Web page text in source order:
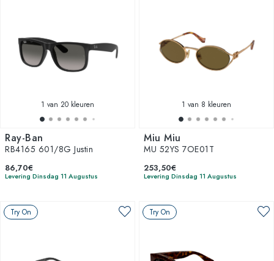
1 van 20 kleuren
Ray-Ban
RB4165 601/8G Justin
86,70€
Levering Dinsdag 11 Augustus
1 van 8 kleuren
Miu Miu
MU 52YS 7OE01T
253,50€
Levering Dinsdag 11 Augustus
Try On Try On